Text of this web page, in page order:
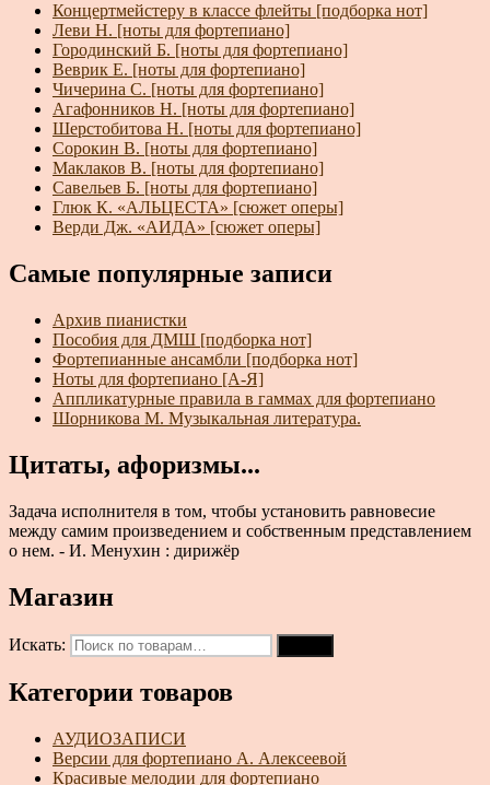
Концертмейстеру в классе флейты [подборка нот]
Леви Н. [ноты для фортепиано]
Городинский Б. [ноты для фортепиано]
Веврик Е. [ноты для фортепиано]
Чичерина С. [ноты для фортепиано]
Агафонников Н. [ноты для фортепиано]
Шерстобитова Н. [ноты для фортепиано]
Сорокин В. [ноты для фортепиано]
Маклаков В. [ноты для фортепиано]
Савельев Б. [ноты для фортепиано]
Глюк К. «АЛЬЦЕСТА» [сюжет оперы]
Верди Дж. «АИДА» [сюжет оперы]
Самые популярные записи
Архив пианистки
Пособия для ДМШ [подборка нот]
Фортепианные ансамбли [подборка нот]
Ноты для фортепиано [А-Я]
Аппликатурные правила в гаммах для фортепиано
Шорникова М. Музыкальная литература.
Цитаты, афоризмы...
Задача исполнителя в том, чтобы установить равновесие
между самим произведением и собственным представлением
о нем. - И. Менухин : дирижёр
Магазин
Искать:
Категории товаров
АУДИОЗАПИСИ
Версии для фортепиано А. Алексеевой
Красивые мелодии для фортепиано